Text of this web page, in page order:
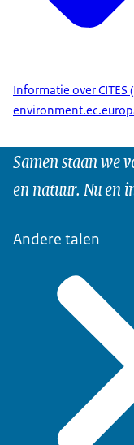
Informatie over CITES
Samen staan we
en natuur. Nu en
Andere talen